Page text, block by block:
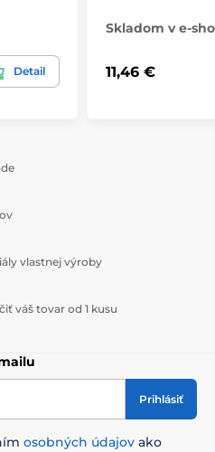
poháre
Firmy
trofeje
Detail
Skladom v e-
11,46 €
vlastnej výroby
váš tovar od 1 kusu
Prihlásiť
osobných údajov ako